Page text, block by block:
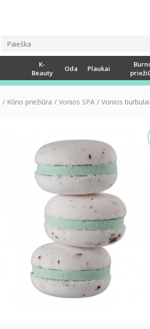
K-
Beauty
Oda Plaukai
/ Kūno priežiūra / Vonios SPA / Vonios burbulai